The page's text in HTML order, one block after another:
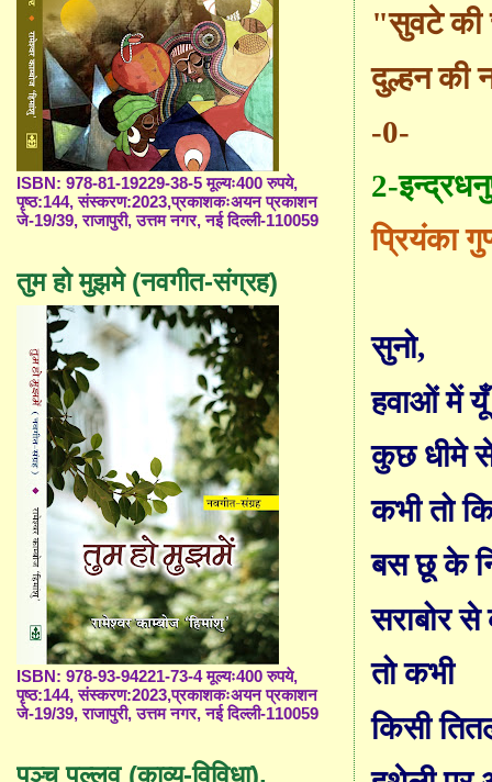
"सुवटे की
दुल्हन की
-0-
2-
प्रियंका
सुनो,
हवाओं में
कुछ धीमे
कभी तो
बस छू के
सराबोर
तो कभी
किसी
ISBN: 978-81-19229-38-5 मूल्यः400 रुपये,
पृष्ठ:144, संस्करण:2023,प्रकाशकःअयन प्रकाशन
जे-19/39, राजापुरी, उत्तम नगर, नई दिल्ली-110059
तुम हो मुझमे (नवगीत-संग्रह)
ISBN: 978-93-94221-73-4 मूल्यः400 रुपये,
पृष्ठ:144, संस्करण:2023,प्रकाशकःअयन प्रकाशन
जे-19/39, राजापुरी, उत्तम नगर, नई दिल्ली-110059
पञ्च पल्लव (काव्य-विविधा),